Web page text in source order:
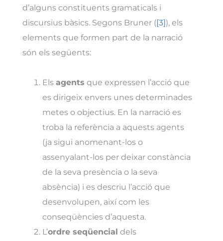
d’alguns constituents gramaticals i
discursius bàsics. Segons Bruner ([3]), els
elements que formen part de la narració
són els següents:
Els agents que expressen l’acció que
es dirigeix envers unes determinades
metes o objectius. En la narració es
troba la referència a aquests agents
(ja sigui anomenant-los o
assenyalant-los per deixar constància
de la seva presència o la seva
absència) i es descriu l’acció que
desenvolupen, així com les
conseqüències d’aquesta.
L’ordre seqüencial dels